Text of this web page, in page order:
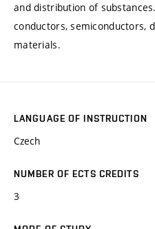
and distribution of
conductors, semiconductors,
materials.
LANGUAGE OF INSTRUCTION
Czech
NUMBER OF ECTS CREDITS
3